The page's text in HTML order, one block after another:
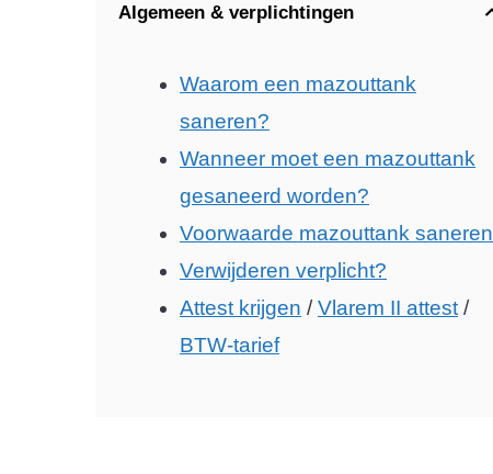
Algemeen & verplichtingen
Waarom een mazouttank
saneren?
Wanneer moet een mazouttank
gesaneerd worden?
Voorwaarde mazouttank saneren
Verwijderen verplicht?
Attest krijgen /Vlarem II attest /
BTW-tarief